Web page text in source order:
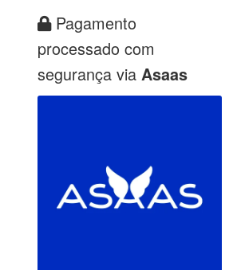
Pagamento
processado com
segurança via Asaas